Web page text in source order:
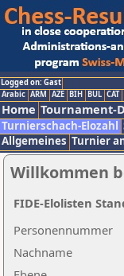
Logged on: Gast
Arabic ARM AZE BIH BUL CAT
Home Tournament-
Turnierschach-Elozahl
Allgemeines Turnier
Willkommen
Nachname
Personennummer
FIDE-Elolisten